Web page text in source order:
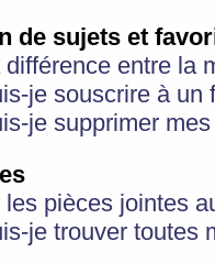
de sujets et
entre la
je souscrire à
je supprimer
pièces jointes
je trouver toutes